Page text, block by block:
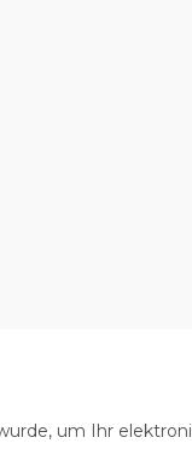
um Ihr